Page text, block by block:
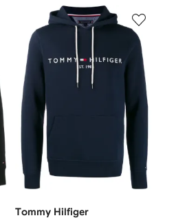
Tommy Hilfiger